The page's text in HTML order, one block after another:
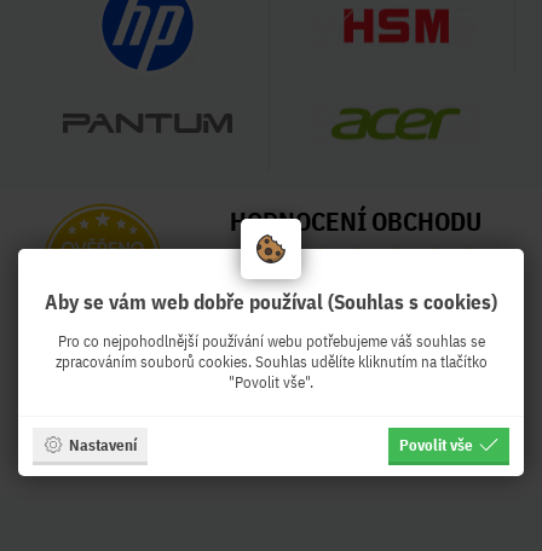
HODNOCENÍ OBCHODU
99 %
Obchod Pekro.cz hodnotilo 3994
zákazníků
Naposled přidané hodnocení:
Před týdnem
Aby se vám web dobře používal (Souhlas s cookies)
Pro co nejpohodlnější používání webu potřebujeme váš souhlas se
zpracováním souborů cookies. Souhlas udělíte kliknutím na tlačítko
"Povolit vše".
Nastavení Povolit vše